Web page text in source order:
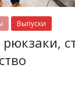
Выпуски